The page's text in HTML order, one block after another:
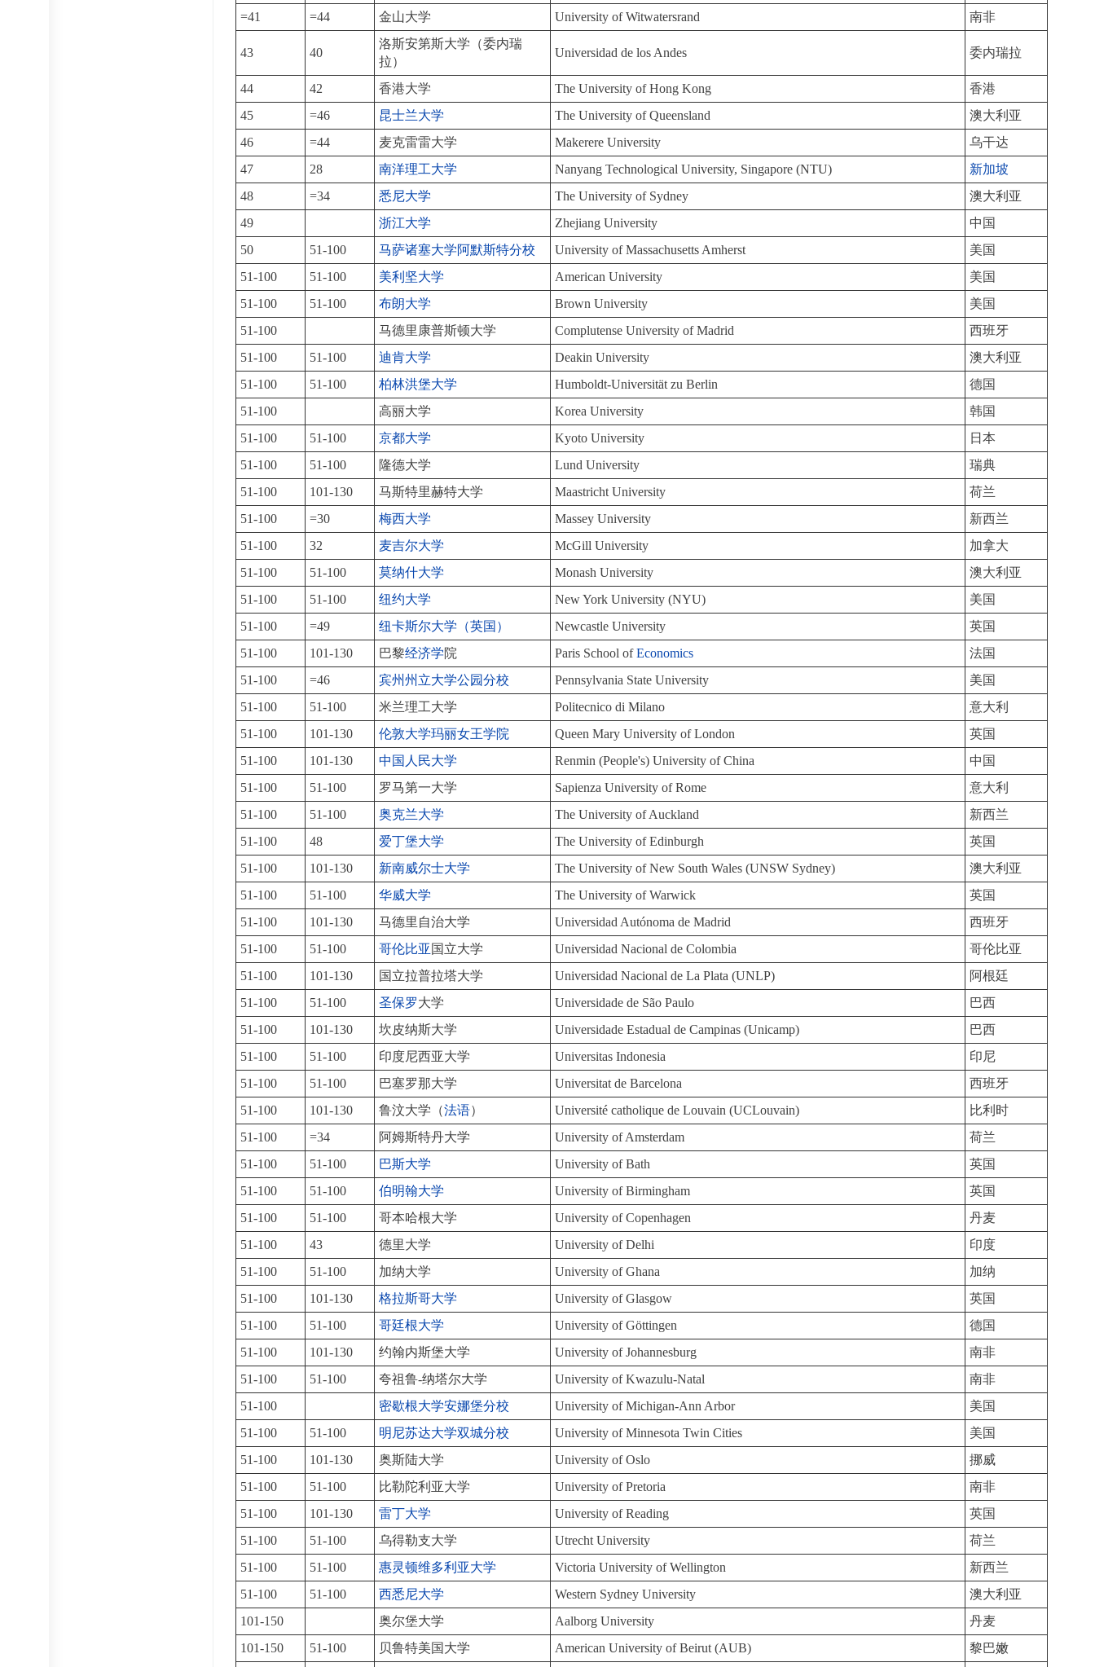
=41
=44 金山大学 University of Witwatersrand 南非
43 40
洛斯安第斯大学（委内瑞
拉）
Universidad de los Andes 委内瑞拉
44 42 香港大学 The University of Hong Kong
香港
45
=46 昆士兰大学 The University of Queensland
澳大利亚
46
=44 麦克雷雷大学 Makerere University
乌干达
47
28 南洋理工大学 Nanyang Technological University, Singapore (NTU)
新加坡
48
=34 悉尼大学 The University of Sydney
澳大利亚
49
浙江大学 Zhejiang University
中国
50
51-100 马萨诸塞大学阿默斯特分校 University of Massachusetts Amherst
美国
51-100
51-100 美利坚大学 American University
美国
51-100
51-100 布朗大学 Brown University
美国
51-100
马德里康普斯顿大学 Complutense University of Madrid
西班牙
51-100
51-100 迪肯大学 Deakin University
澳大利亚
51-100
51-100 柏林洪堡大学 Humboldt-Universität zu Berlin
德国
51-100
高丽大学 Korea University
韩国
51-100
51-100 京都大学 Kyoto University
日本
51-100
51-100 隆德大学 Lund University
瑞典
51-100
101-130 马斯特里赫特大学 Maastricht University
荷兰
51-100
=30 梅西大学 Massey University
新西兰
51-100
32 麦吉尔大学 McGill University
加拿大
51-100
51-100 莫纳什大学 Monash University
澳大利亚
51-100
51-100 纽约大学 New York University (NYU)
美国
51-100
=49 纽卡斯尔大学（英国） Newcastle University
英国
51-100
101-130 巴黎经济学院 Paris School ofEconomics
法国
51-100
=46 宾州州立大学公园分校 Pennsylvania State University
美国
51-100
51-100 米兰理工大学 Politecnico di Milano
意大利
51-100
101-130 伦敦大学玛丽女王学院 Queen Mary University of London
英国
51-100
101-130 中国人民大学 Renmin (People's) University of China
中国
51-100
51-100 罗马第一大学 Sapienza University of Rome
意大利
51-100
51-100 奥克兰大学 The University of Auckland
新西兰
51-100
48 爱丁堡大学 The University of Edinburgh
英国
51-100
101-130 新南威尔士大学 The University of New South Wales (UNSW Sydney)
澳大利亚
51-100
51-100 华威大学 The University of Warwick
英国
51-100
101-130 马德里自治大学 Universidad Autónoma de Madrid
西班牙
51-100
51-100 哥伦比亚 国立大学 Universidad Nacional de Colombia
哥伦比亚
51-100
101-130 国立拉普拉塔大学 Universidad Nacional de La Plata (UNLP)
阿根廷
51-100
51-100 圣保罗大学 Universidade de São Paulo
巴西
51-100
101-130 坎皮纳斯大学 Universidade Estadual de Campinas (Unicamp)
巴西
51-100
51-100 印度尼西亚大学 Universitas Indonesia
印尼
51-100
51-100 巴塞罗那大学 Universitat de Barcelona
西班牙
51-100
101-130 鲁汶大学（法语） Université catholique de Louvain (UCLouvain)
比利时
51-100
=34 阿姆斯特丹大学 University of Amsterdam
荷兰
51-100
51-100 巴斯大学 University of Bath
英国
51-100
51-100 伯明翰大学 University of Birmingham
英国
51-100
51-100 哥本哈根大学 University of Copenhagen
丹麦
51-100
43 德里大学 University of Delhi
印度
51-100
51-100 加纳大学 University of Ghana
加纳
51-100
101-130 格拉斯哥大学 University of Glasgow
英国
51-100
51-100 哥廷根大学 University of Göttingen
德国
51-100
101-130 约翰内斯堡大学 University of Johannesburg
南非
51-100
51-100 夸祖鲁-纳塔尔大学 University of Kwazulu-Natal
南非
51-100
密歇根大学安娜堡分校 University of Michigan-Ann Arbor
美国
51-100
51-100 明尼苏达大学双城分校 University of Minnesota Twin Cities
美国
51-100
101-130 奥斯陆大学 University of Oslo
挪威
51-100
51-100 比勒陀利亚大学 University of Pretoria
南非
51-100
101-130 雷丁大学 University of Reading
英国
51-100
51-100 乌得勒支大学 Utrecht University
荷兰
51-100
51-100 惠灵顿维多利亚大学 Victoria University of Wellington
新西兰
51-100
51-100 西悉尼大学 Western Sydney University
澳大利亚
101-150
奥尔堡大学 Aalborg University
丹麦
101-150
51-100 贝鲁特美国大学 American University of Beirut (AUB) 黎巴嫩